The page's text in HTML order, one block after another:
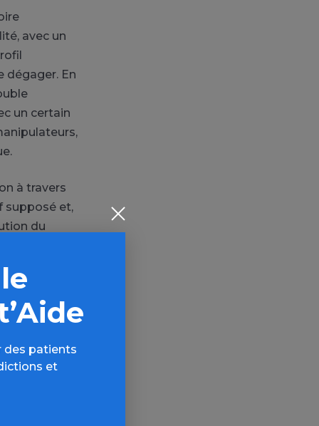
avec un
dégager. En
un certain
à travers
supposé et,
du
apparaît
de telles
ayant
des patients
et